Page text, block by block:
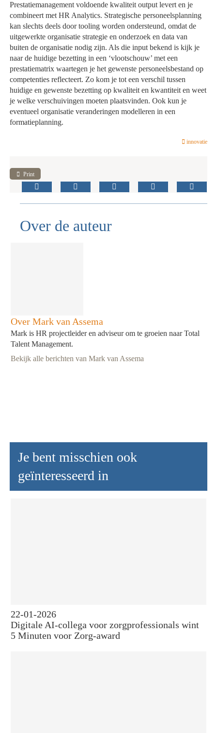
Prestatiemanagement voldoende kwaliteit output levert en je
combineert met HR Analytics. Strategische personeelsplanning
kan slechts deels door tooling worden ondersteund, omdat de
uitgewerkte organisatie strategie en onderzoek en data van
buiten de organisatie nodig zijn. Als die input bekend is kijk je
naar de huidige bezetting in een ‘vlootschouw’ met een
prestatiematrix waartegen je het gewenste personeelsbestand op
competenties reflecteert. Zo kom je tot een verschil tussen
huidige en gewenste bezetting op kwaliteit en kwantiteit en weet
je welke verschuivingen moeten plaatsvinden. Ook kun je
eventueel organisatie veranderingen modelleren in een
formatieplanning.
innovatie
Print
Over de auteur
Over Mark van Assema
Mark is HR projectleider en adviseur om te groeien naar Total
Talent Management.
Bekijk alle berichten van Mark van Assema
Je bent misschien ook
geïnteresseerd in
22-01-2026
Digitale AI-collega voor zorgprofessionals wint
5 Minuten voor Zorg-award